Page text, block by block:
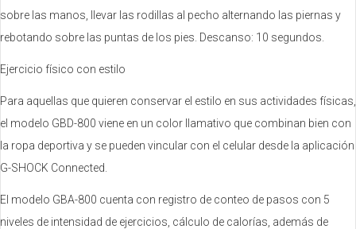
sobre las manos, llevar las rodillas al pecho alternando las piernas y
rebotando sobre las puntas de los pies. Descanso: 10 segundos.
Ejercicio físico con estilo
Para aquellas que quieren conservar el estilo en sus actividades físicas,
el modelo GBD-800 viene en un color llamativo que combinan bien con
la ropa deportiva y se pueden vincular con el celular desde la aplicación
G-SHOCK Connected.
El modelo GBA-800 cuenta con registro de conteo de pasos con 5
niveles de intensidad de ejercicios, cálculo de calorías, además de